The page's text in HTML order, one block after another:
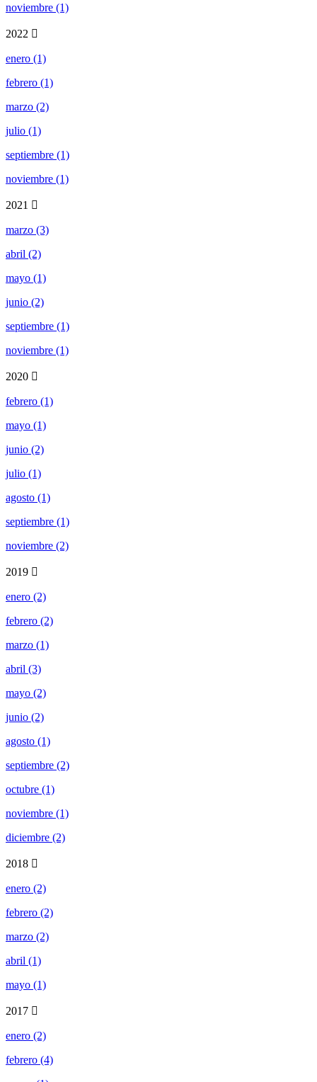
noviembre (1)
2022
enero (1)
febrero (1)
marzo (2)
julio (1)
septiembre (1)
noviembre (1)
2021
marzo (3)
abril (2)
mayo (1)
junio (2)
septiembre (1)
noviembre (1)
2020
febrero (1)
mayo (1)
junio (2)
julio (1)
agosto (1)
septiembre (1)
noviembre (2)
2019
enero (2)
febrero (2)
marzo (1)
abril (3)
mayo (2)
junio (2)
agosto (1)
septiembre (2)
octubre (1)
noviembre (1)
diciembre (2)
2018
enero (2)
febrero (2)
marzo (2)
abril (1)
mayo (1)
2017
enero (2)
febrero (4)